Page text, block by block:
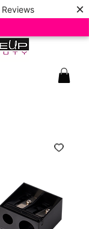
Reviews ×